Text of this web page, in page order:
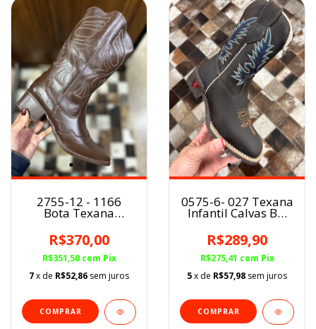
2755-12 - 1166
Bota Texana
BF
R$370,00
R$351,50 com Pix
7x de R$52,86 sem juros
COMPRAR
0575-6- 027 Texana
Infantil Calvas BQ
Café/Azul
R$289,90
R$275,41 com Pix
5x de R$57,98 sem juros
COMPRAR